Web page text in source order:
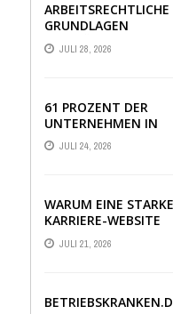
ARBEITSRECHTLICHE
GRUNDLAGEN
VERSTÄNDLICH
ERKLÄRT: DAS
JULI 28, 2026
61 PROZENT DER
UNTERNEHMEN IN
DEUTSCHLAND
ERLEBEN EINE PHASE
NSICHERHEIT
JULI 24, 2026
WARUM EINE STARKE
KARRIERE-WEBSITE
HEUTE ÜBER
BEWERBUNGEN
JULI 21, 2026